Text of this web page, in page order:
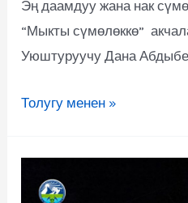
Эң даамдуу жана нак
“Мыкты сүмөлөккө”
Уюштуруучу Дана
Толугу менен »